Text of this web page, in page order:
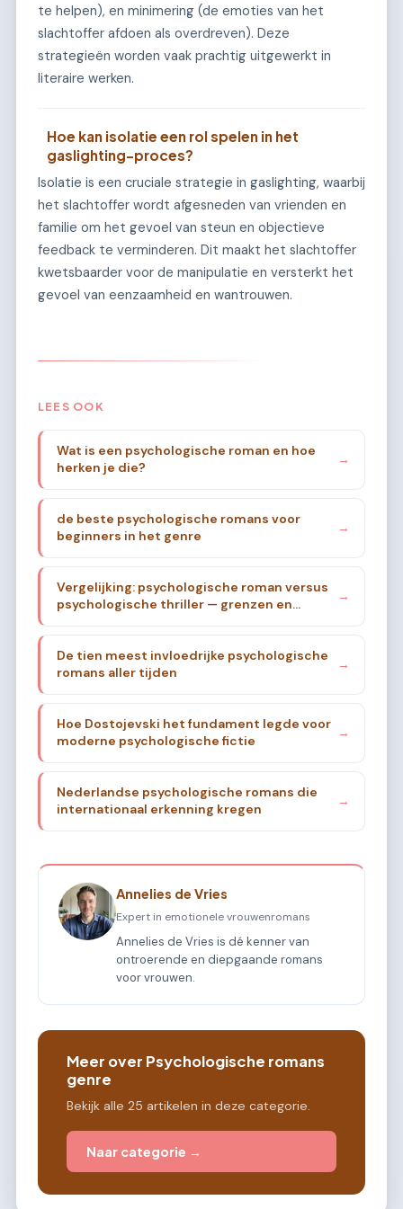
te helpen), en minimering (de emoties van het
slachtoffer afdoen als overdreven). Deze
strategieën worden vaak prachtig uitgewerkt in
literaire werken.
Hoe kan isolatie een rol spelen in het
gaslighting-proces?
Isolatie is een cruciale strategie in gaslighting, waarbij
het slachtoffer wordt afgesneden van vrienden en
familie om het gevoel van steun en objectieve
feedback te verminderen. Dit maakt het slachtoffer
kwetsbaarder voor de manipulatie en versterkt het
gevoel van eenzaamheid en wantrouwen.
LEES OOK
Wat is een psychologische roman en hoe
herken je die?
→
de beste psychologische romans voor
beginners in het genre
→
Vergelijking: psychologische roman versus
psychologische thriller — grenzen en
→
De tien meest invloedrijke psychologische
romans aller tijden
→
Hoe Dostojevski het fundament legde voor
moderne psychologische fictie
→
Nederlandse psychologische romans die
internationaal erkenning kregen
→
Annelies de Vries
Expert in emotionele vrouwenromans
Annelies de Vries is dé kenner van
ontroerende en diepgaande romans
voor vrouwen.
Meer over Psychologische romans
genre
Bekijk alle 25 artikelen in deze categorie.
Naar categorie →